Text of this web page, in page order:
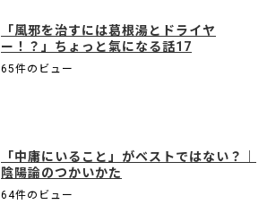
「風邪を治すには葛根湯とドライヤ
ー！？」ちょっと氣になる話17
65件のビュー
「中庸にいること」がベストではない？｜
陰陽論のつかいかた
64件のビュー